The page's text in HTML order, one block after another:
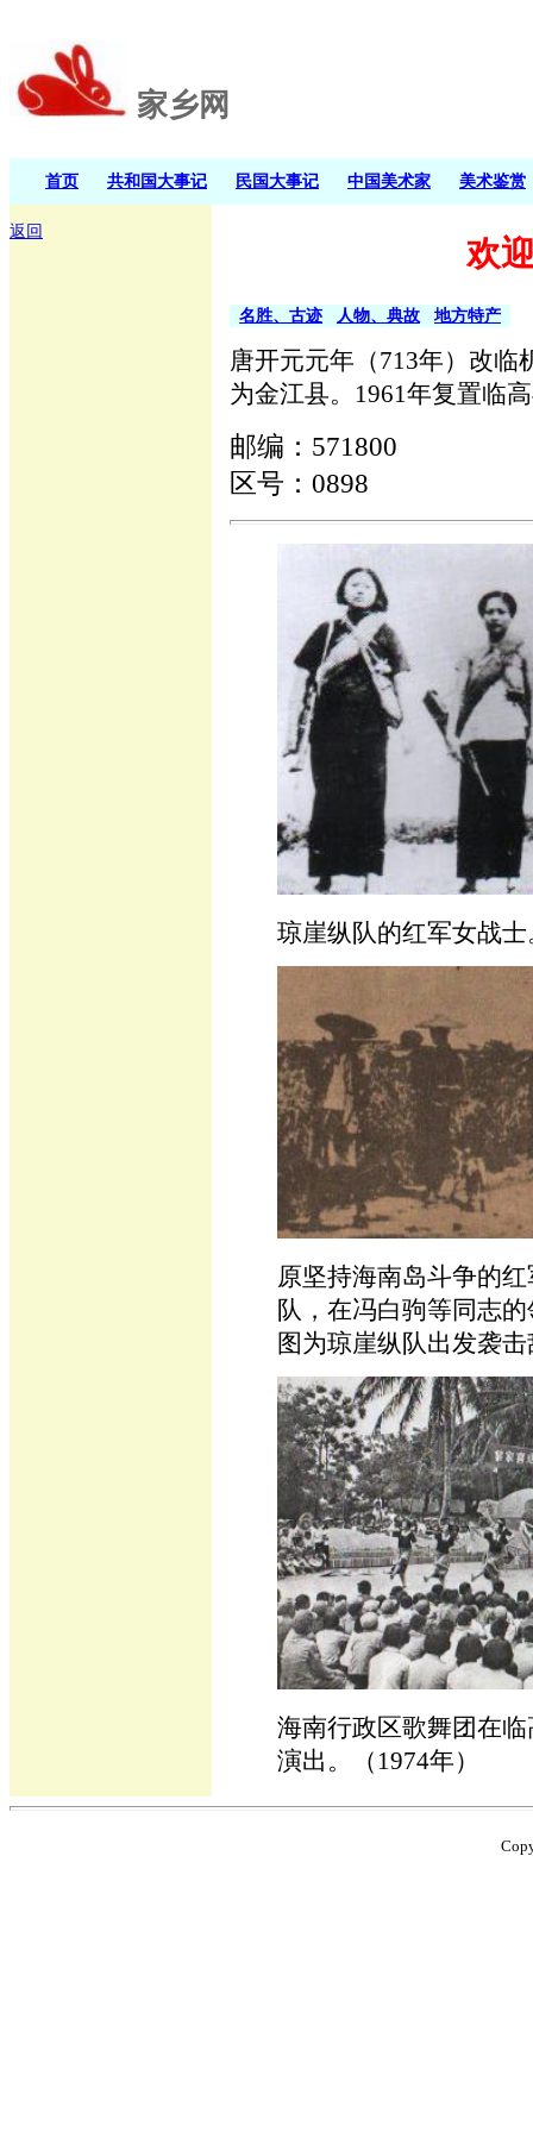
家乡网
首页 共和国大事记 民国大事记 中国美术家 美术鉴赏
返回
欢
名胜、古迹 人物、典故 地方特产
唐开元元年（713年）改临
为金江县。1961年复置临
邮编：571800
区号：0898
琼崖纵队的红军女战士
原坚持海南岛斗争的
队，在冯白驹等同志
图为琼崖纵队出发袭
海南行政区歌舞团在
演出。（1974年）